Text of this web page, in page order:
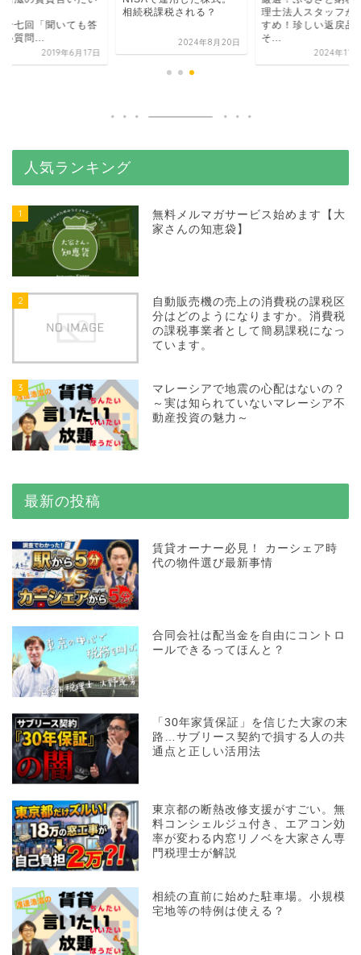
十七回「聞いても答
質問...
2019年6月17日
相続税課税される？
2024年8月20日
理士法人スタッフが
すめ！珍しい返戻品
そ...
2024年11
人気ランキング
1
無料メルマガサービス始めます【大
家さんの知恵袋】
2
自動販売機の売上の消費税の課税区
分はどのようになりますか。消費税
の課税事業者として簡易課税になっ
ています。
3
マレーシアで地震の心配はないの？
～実は知られていないマレーシア不
動産投資の魅力～
最新の投稿
賃貸オーナー必見！ カーシェア時
代の物件選び最新事情
合同会社は配当金を自由にコントロ
ールできるってほんと？
「30年家賃保証」を信じた大家の末
路…サブリース契約で損する人の共
通点と正しい活用法
東京都の断熱改修支援がすごい。無
料コンシェルジュ付き、エアコン効
率が変わる内窓リノベを大家さん専
門税理士が解説
相続の直前に始めた駐車場。小規模
宅地等の特例は使える？